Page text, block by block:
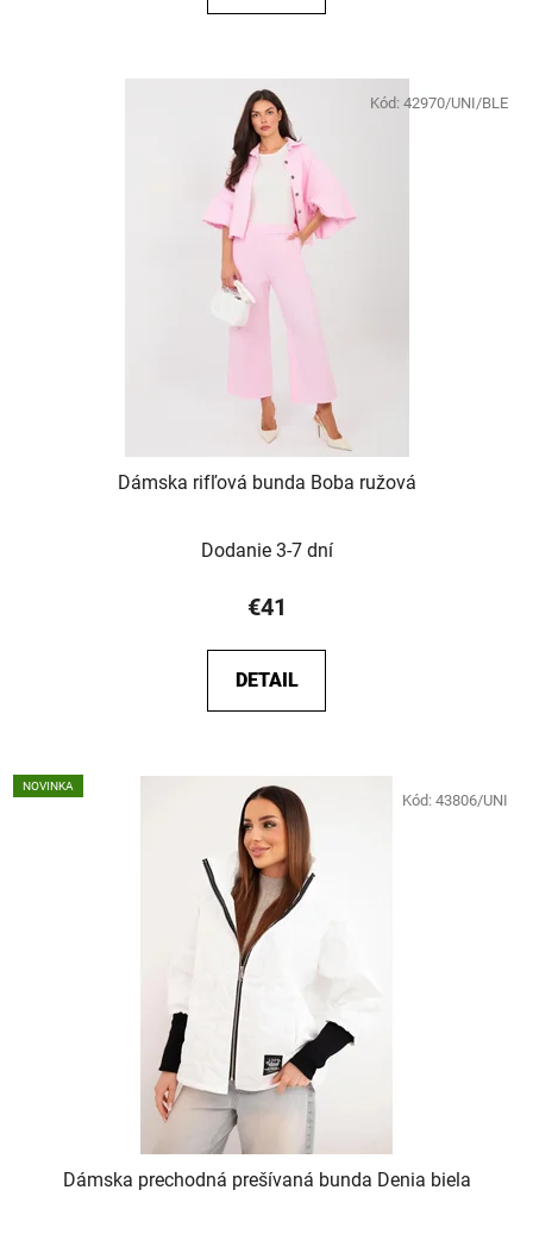
Dámska rifľová bunda Boba ružová
Dodanie 3-7 dní
€41
DETAIL
Kód: 42970/UNI/BLE
NOVINKA
Dámska prechodná prešívaná bunda Denia biela
Kód: 43806/UNI